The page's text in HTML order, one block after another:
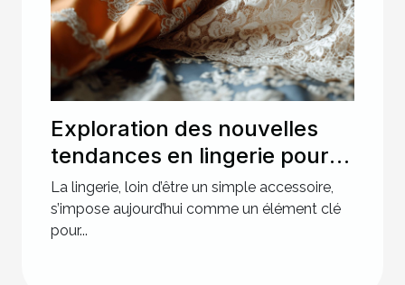
Exploration des nouvelles
tendances en lingerie pour
des soirées spéciales
La lingerie, loin d’être un simple accessoire,
s’impose aujourd’hui comme un élément clé
pour...